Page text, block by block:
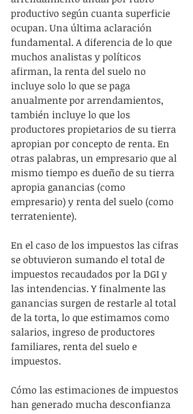
productivo según cuanta superficie
ocupan. Una última aclaración
fundamental. A diferencia de lo que
muchos analistas y políticos
afirman, la renta del suelo no
incluye solo lo que se paga
anualmente por arrendamientos,
también incluye lo que los
productores propietarios de su tierra
apropian por concepto de renta. En
otras palabras, un empresario que al
mismo tiempo es dueño de su tierra
apropia ganancias (como
empresario) y renta del suelo (como
terrateniente).
En el caso de los impuestos las cifras
se obtuvieron sumando el total de
impuestos recaudados por la DGI y
las intendencias. Y finalmente las
ganancias surgen de restarle al total
de la torta, lo que estimamos como
salarios, ingreso de productores
familiares, renta del suelo e
impuestos.
Cómo las estimaciones de impuestos
han generado mucha desconfianza